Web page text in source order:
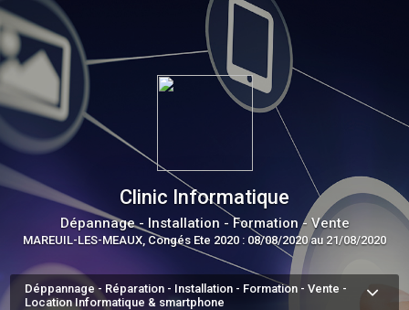
Clinic Informatique
Dépannage - Installation - Formation - Vente
MAREUIL-LES-MEAUX, Congés Ete 2020 : 08/08/2020 au 21/08/2020
Déppannage - Réparation - Installation - Formation - Vente -
Location Informatique & smartphone